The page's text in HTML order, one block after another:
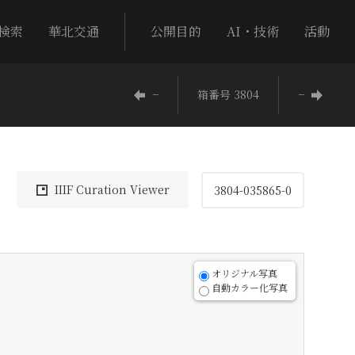
索 華北交通 公開目的 AI・技術 活動
− 箱番号 3804 −
IIIF Curation Viewer 3804-035865-0
オリジナル写真
自動カラー化写真